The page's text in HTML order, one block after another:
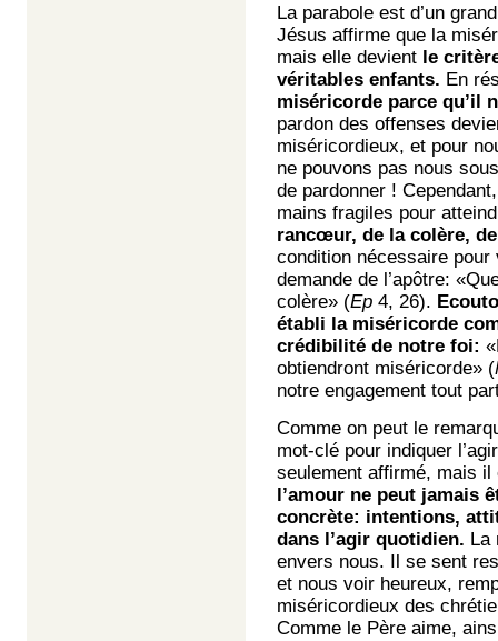
La parabole est d’un
Jésus affirme que la
mais elle devient le
véritables enfants. En
miséricorde parce qu’il
pardon des offenses
miséricordieux, et pour
ne pouvons pas nous
de pardonner !
mains fragiles pour
rancœur, de la colère,
condition nécessaire
demande de l’apôtre:
colère» (Ep 4, 26).
établi la miséricorde
crédibilité de notre foi:
obtiendront miséricorde» (
notre engagement tout
Comme on peut le
mot-clé pour indiquer
seulement affirmé, mais il
l’amour ne peut jamais
concrète: intentions,
dans l’agir quotidien. La
envers nous. Il se sent
et nous voir heureux,
miséricordieux des
Comme le Père aime,